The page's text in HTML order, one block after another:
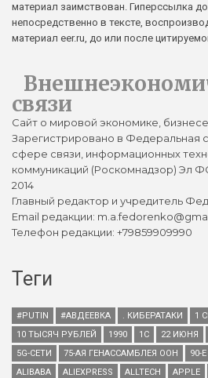
материал заимствован. Гиперссылка
непосредственно в тексте,
материал eer.ru, до или после
связи
Сайт о мировой экономике,
Зарегистрировано в Федеральная
сфере связи, информационных
коммуникаций (Роскомнадзор) Эл
2014
Главный редактор и учредитель
Email редакции:
Телефон редакции: +79859909990
Теги
#PUTIN #АВДЕЕВКА . КИБЕРАТАКИ
1
10 ТЫСЯЧ РУБЛЕЙ
1990 1С 22 ИЮНЯ
5G-СЕТИ
75-АЯ ГЕНАССАМБЛЕЯ ООН 90-Е
ALIBABA
ALIEXPRESS ALLTECH APPLE